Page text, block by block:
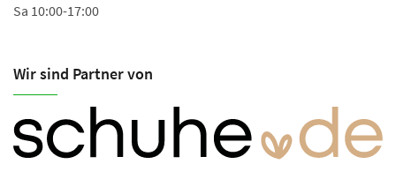
Sa 10:00-17:00
Wir sind Partner von